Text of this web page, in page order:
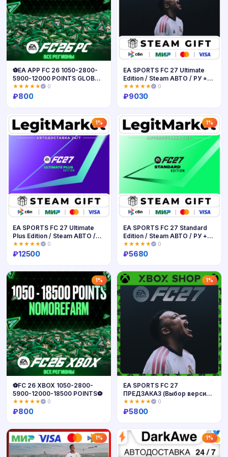
Купить
⚽️EA APP FC 26 1050-2800-
5900-12000 POINTS GLOBAL
⚽️
★★★★★ 0
₽800
Купить
EA SPORTS FC 27 Ultimate
Edition / Steam АВТО / РУ +
МИР
★★★★★ 0
₽9030
1%
Купить
EA SPORTS FC 27 Ultimate
Plus Edition / Steam АВТО /
РУ + МИР
★★★★★ 0
₽12500
1%
Купить
EA SPORTS FC 27 Standard
Edition / Steam АВТО / РУ +
МИР
★★★★★ 0
₽5680
1%
Купить
⚽️FC 26 XBOX 1050-2800-
5900-12000-18500 POINTS⚽️
★★★★★ 0
₽800
1%
Купить
EA SPORTS FC 27
ПРЕДЗАКАЗ (Выбор версии)
XBOX SERIES X|S/ONE
★★★★★ 0
₽5800
1% 1%